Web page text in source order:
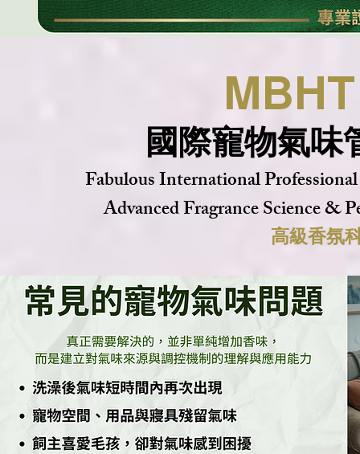
國際寵物氣味
Fabulous International
Advanced Fragrance Science &
高級香氛